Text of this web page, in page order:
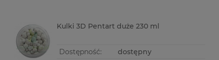
Kulki 3D Pentart duże 230 ml
Dostępność: dostępny